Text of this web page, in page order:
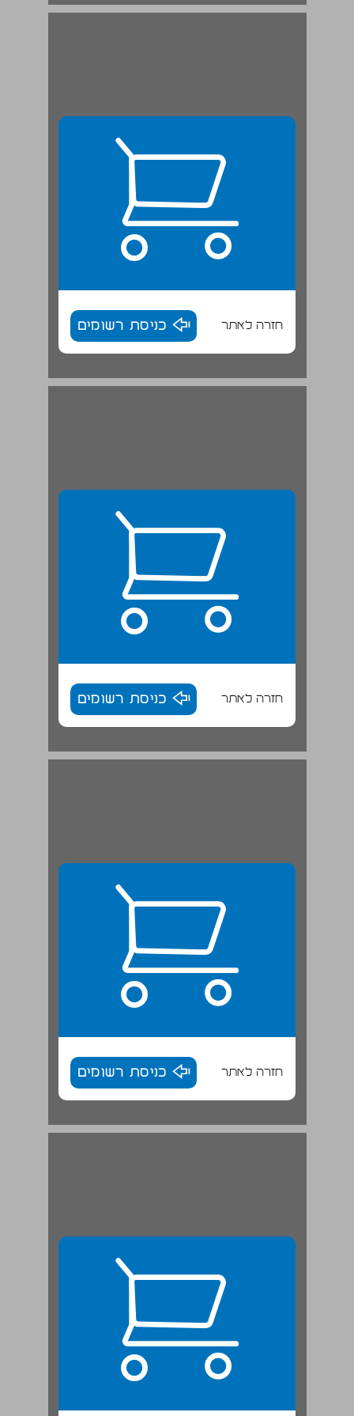
חזרה לאתר כניסת רשומים
המבנה הארגוני והמימון של אונר"א ... 20
חזרה לאתר כניסת רשומים
חזרה לאתר כניסת רשומים